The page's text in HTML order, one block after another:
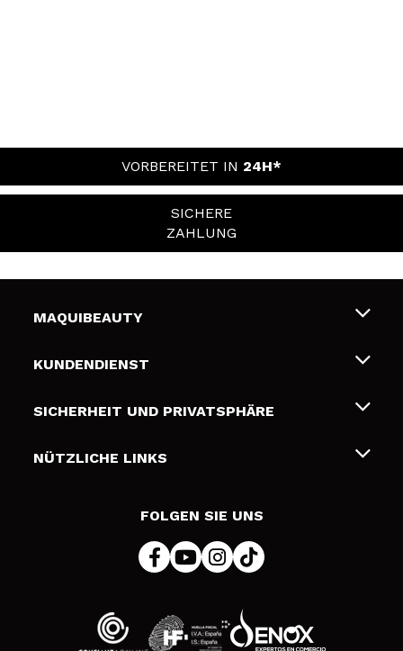
VORBEREITET IN 24H*
SICHERE
ZAHLUNG
MAQUIBEAUTY
Über uns
Geschenkkarten
KUNDENDIENST
Liefer- und Versandkosten
Zahlung
SICHERHEIT UND PRIVATSPHÄRE
Bedingungen und Datenschutz
NÜTZLICHE LINKS
FOLGEN SIE UNS